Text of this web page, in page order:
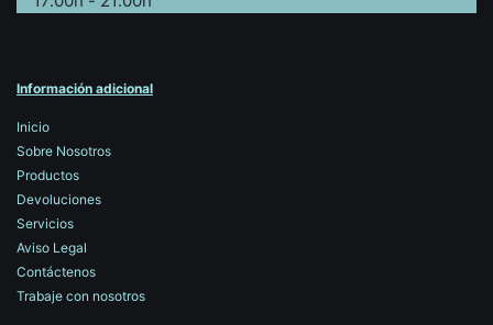
Información adicional
Inicio
Sobre Nosotros
Productos
Devoluciones
Servicios
Aviso Legal
Contáctenos
Trabaje con nosotros